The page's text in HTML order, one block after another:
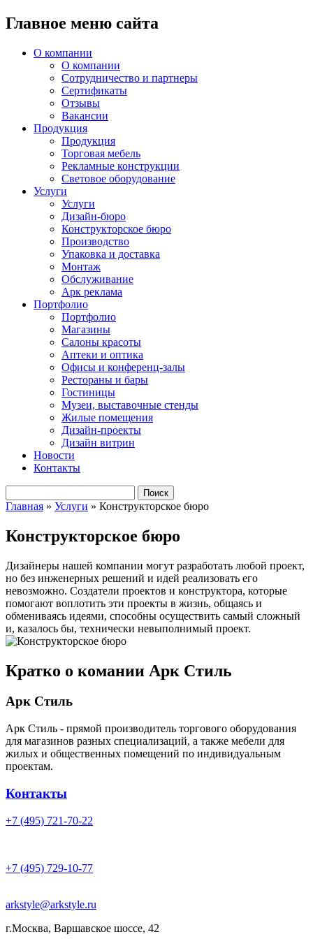
Главное меню сайта
О компании
О компании
Сотрудничество и партнеры
Сертификаты
Отзывы
Вакансии
Продукция
Продукция
Торговая мебель
Рекламные конструкции
Световое оборудование
Услуги
Услуги
Дизайн-бюро
Конструкторское бюро
Производство
Упаковка и доставка
Монтаж
Обслуживание
Арк реклама
Портфолио
Портфолио
Магазины
Салоны красоты
Аптеки и оптика
Офисы и конференц-залы
Рестораны и бары
Гостиницы
Музеи, выставочные стенды
Жилые помещения
Дизайн-проекты
Дизайн витрин
Новости
Контакты
Главная » Услуги » Конструкторское бюро
Конструкторское бюро
Дизайнеры нашей компании могут разработать любой проект,
но без инженерных решений и идей реализовать его
невозможно. Создатели проектов и конструктора, которые
помогают воплотить эти проекты в жизнь, общаясь и
обмениваясь идеями, способны осуществить самый сложный
и, казалось бы, технически невыполнимый проект.
Кратко о комании Арк Стиль
Арк Стиль
Арк Стиль - прямой производитель торгового оборудования
для магазинов разных специализаций, а также мебели для
жилых и общественных помещений по индивидуальным
проектам.
Контакты
+7 (495) 721-70-22
+7 (495) 729-10-77
arkstyle@arkstyle.ru
г.Москва, Варшавское шоссе, 42